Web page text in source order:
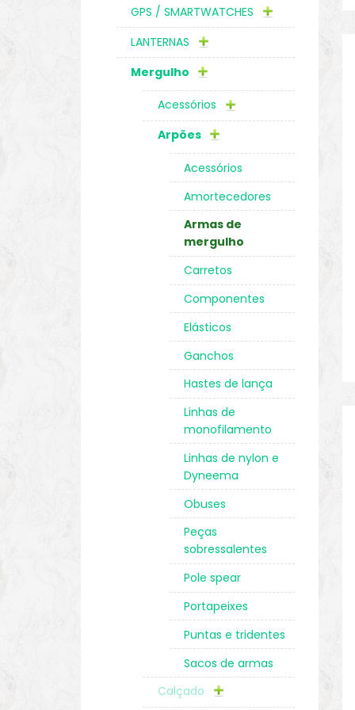
GPS / SMARTWATCHES
LANTERNAS
Mergulho
Acessórios
Arpões
Acessórios
Amortecedores
Armas de
mergulho
Carretos
Componentes
Elásticos
Ganchos
Hastes de lança
Linhas de
monofilamento
Linhas de nylon e
Dyneema
Obuses
Peças
sobressalentes
Pole spear
Portapeixes
Puntas e tridentes
Sacos de armas
Calçado